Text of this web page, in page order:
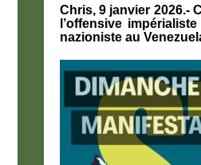
Chris, 9 janvier 2026.-
l’offensive
nazioniste au